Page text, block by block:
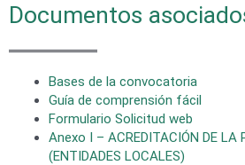
Documentos
Bases de la convocatoria
Guía de comprensión fácil
Formulario Solicitud web
Anexo I – ACREDITACIÓN DE LA
(ENTIDADES LOCALES)